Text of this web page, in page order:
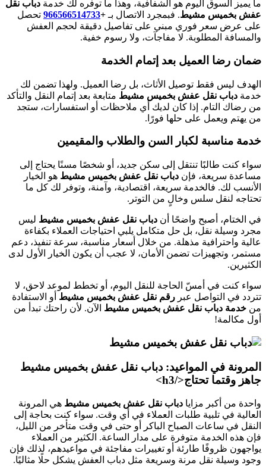
ما يميز السوق اليوم هو الشفافية، وهذا ما توفره لك خدمة دباب نقل
عفش بخميس مشيط. فبمجرد الاتصال بـ +
966566514733‎‏ تحصل
على عرض سعر فوري مبني على تفاصيل دقيقة لحجم العفش
والمسافة المطلوبة. لا مفاجآت، ولا رسوم خفية.
ضمان رضا العميل بعد إتمام الخدمة
الهدف ليس فقط توصيل الأثاث، بل رضا العميل. ولهذا تضمن لك
خدمة دباب نقل عفش بخميس مشيط متابعة بعد إتمام النقل والتأكد
من رضاك التام. إذا كان لديك أي ملاحظات أو استفسارات، ستجد
من يهتم ويعمل على حلها فورًا.
خدمة مناسبة لكبار السن والطلاب والمقيمين
سواء كنت طالبًا تنتقل إلى سكن جديد، أو شخصًا مسنًا يحتاج إلى
مساعدة سريعة، فإن دباب نقل عفش بخميس مشيط هو الخيار
الأنسب لك. فالخدمة سريعة، اقتصادية، وآمنة، وتوفر لك كل ما
تحتاجه لنقل سلس وخالٍ من التوتر.
في الختام، أصبح واضحًا أن دباب نقل عفش بخميس مشيط ليس
مجرد وسيلة نقل، بل حل متكامل يلبي احتياجات العملاء بكفاءة
عالية واحترافية مذهلة. من خلال أسعار مناسبة، سرعة تنفيذ، دعم
مستمر، وتجهيزات تضمن الأمان، لا عجب أن يكون الخيار الأول لدى
الكثيرين.
سواء كنت في أمسّ الحاجة للنقل اليوم، أو تخطط لموعد لاحق، لا
تتردد في التواصل عبر رقم نقل عفش بخميس مشيط أو الاستفادة
من خدمة دباب نقل عفش بخميس مشيط الآن. لأن راحتك تبدأ من
أول مكالمة!
المرونة في المواعيد: دباب نقل عفش بخميس مشيط
جاهز وقتما تحتاج</h3>
واحدة من أكبر مزايا دباب نقل عفش بخميس مشيط هي المرونة
العالية في تلبية طلبات العملاء في أي وقت. سواء كنت بحاجة إلى
النقل في ساعات الصباح الباكر أو حتى في وقت متأخر من الليل،
فإن هذه الخدمة متوفرة على مدار الساعة. الكثير من العملاء
يواجهون ظروفًا طارئة أو تغييرات مفاجئة في مواعيدهم، لذلك فإن
وجود وسيلة نقل مرنة وسريعة مثل دباب العفش يشكل حلًا مثاليًا.